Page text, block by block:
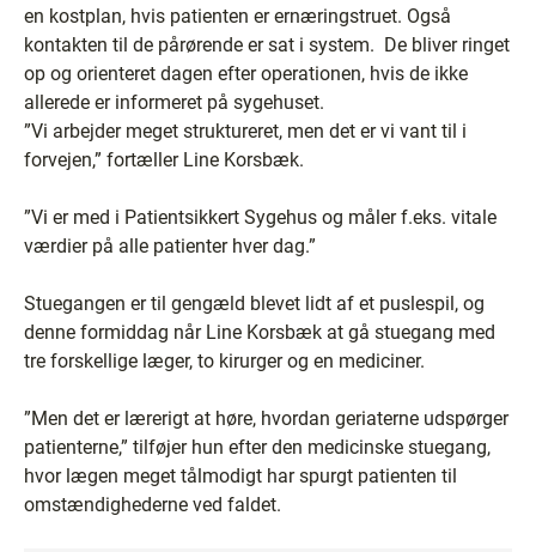
en kostplan, hvis patienten er ernæringstruet. Også
kontakten til de pårørende er sat i system. De bliver ringet
op og orienteret dagen efter operationen, hvis de ikke
allerede er informeret på sygehuset.
”Vi arbejder meget struktureret, men det er vi vant til i
forvejen,” fortæller Line Korsbæk.
”Vi er med i Patientsikkert Sygehus og måler f.eks. vitale
værdier på alle patienter hver dag.”
Stuegangen er til gengæld blevet lidt af et puslespil, og
denne formiddag når Line Korsbæk at gå stuegang med
tre forskellige læger, to kirurger og en mediciner.
”Men det er lærerigt at høre, hvordan geriaterne udspørger
patienterne,” tilføjer hun efter den medicinske stuegang,
hvor lægen meget tålmodigt har spurgt patienten til
omstændighederne ved faldet.